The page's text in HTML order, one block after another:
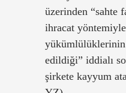
üzerinden “sahte
ihracat
edildiği” iddialı
şirkete kayyum